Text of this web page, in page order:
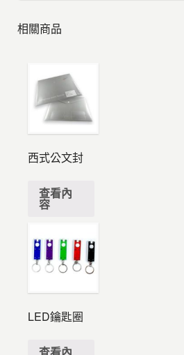
相關商品
西式公文封
查看內
容
LED鑰匙圈